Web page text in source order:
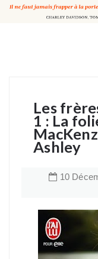
Les
1 : La
Ashley
10